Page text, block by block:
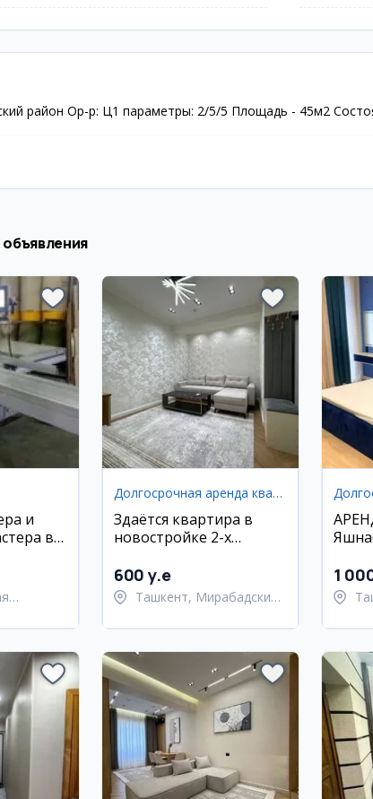
район Ор-р: Ц1 параметры: 2/5/5 Площадь - 45м2
и
в
район
Долгосрочная аренда квартир
Здаётся квартира в
новостройке 2-х
600 y.e
Ташкент, Мирабадский
1